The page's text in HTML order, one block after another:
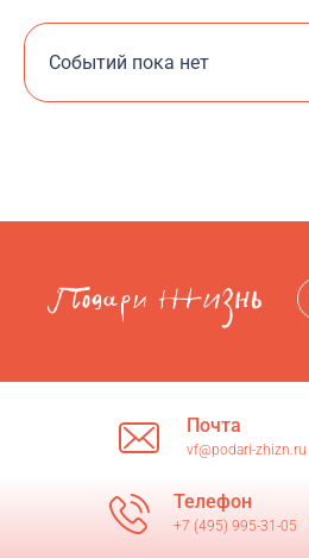
Событий пока нет
Почта
vf@podari-zhizn.ru
Телефон
+7 (495) 995-31-05